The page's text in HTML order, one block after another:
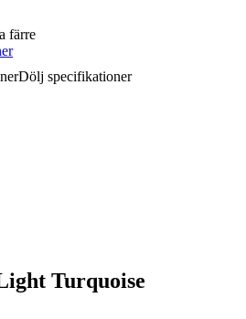
färre
Dölj specifikationer
Turquoise